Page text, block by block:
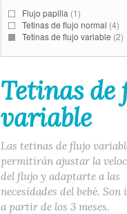
Flujo papilla (1)
Tetinas de flujo normal (4)
Tetinas de flujo variable (2)
Tetinas de
variable
Las tetinas de flujo
permitirán ajustar la
del flujo y adaptarte a las
necesidades del bebé. Son
a partir de los 3 meses.